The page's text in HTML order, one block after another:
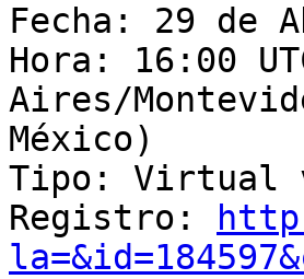
Fecha: 29 de
Hora: 16:00
Aires/
México)
Tipo: Virtual
Registro: